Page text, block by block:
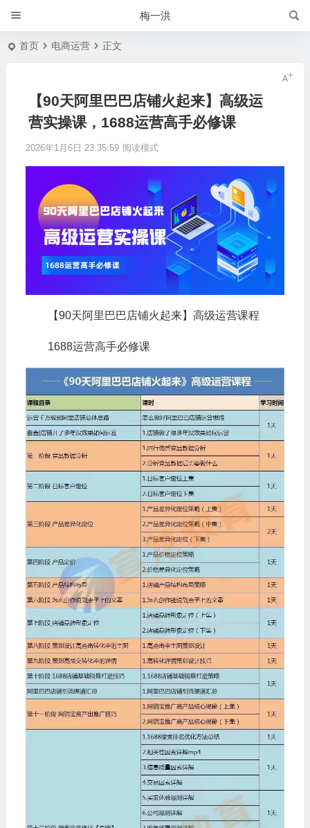
梅一洪
首页 电商运营 正文
【90天阿里巴巴店铺火起来】高级运
营实操课，1688运营高手必修课
2026年1月6日 23:35:59 阅读模式
【90天阿里巴巴店铺火起来】高级运营课程
1688运营高手必修课